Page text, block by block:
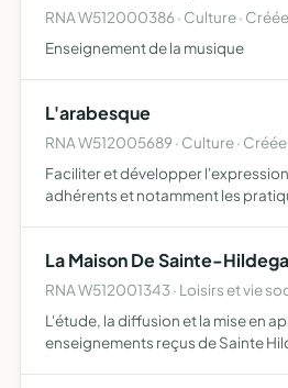
RNA W512000386 · Culture ·
Enseignement de la musique
L'arabesque
RNA W512005689 · Culture ·
Faciliter et développer
adhérents et notamment les
La Maison De Sainte-
RNA W512001343 · Loisirs et vie
L'étude, la diffusion et la mise en
enseignements reçus de Sainte